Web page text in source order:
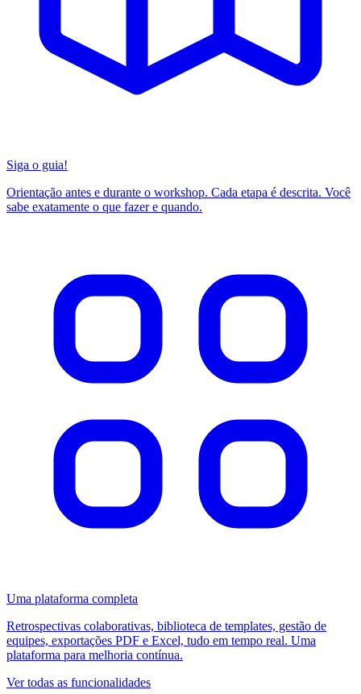
Siga o guia!
Orientação antes e durante o workshop. Cada etapa é descrita. Você
sabe exatamente o que fazer e quando.
Uma plataforma completa
Retrospectivas colaborativas, biblioteca de templates, gestão de
equipes, exportações PDF e Excel, tudo em tempo real. Uma
plataforma para melhoria contínua.
Ver todas as funcionalidades